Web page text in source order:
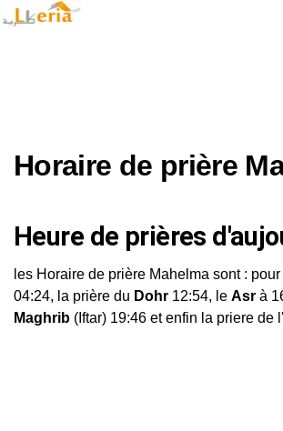
Horaire de prière
Heure de prières
les Horaire de prière Mahelma sont :
04:24, la prière du Dohr 12:54, le Asr à
Maghrib (Iftar) 19:46 et enfin la priere de l'